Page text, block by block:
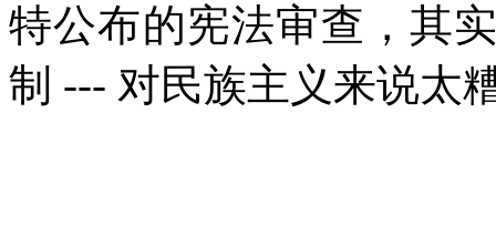
特公布的宪法审查，其
制 --- 对民族主义来说太